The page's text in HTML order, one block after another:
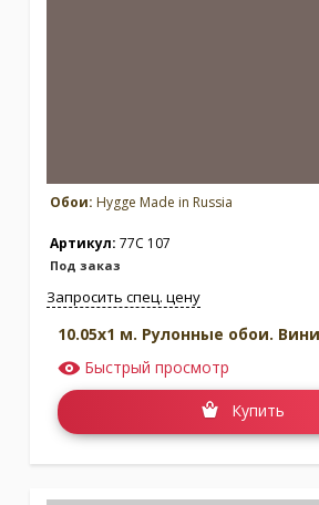
Обои: Hygge Made in Russia
Артикул: 77C 107
Под заказ
Запросить спец. цену
10.05x1 м. Рулонные обои.
Быстрый просмотр
Купить